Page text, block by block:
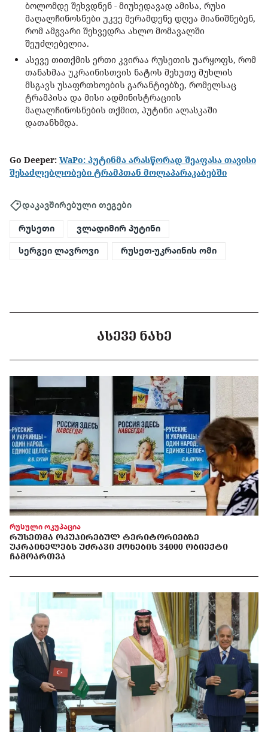
ბოლომდე შეხვდნენ - მიუხედავად ამისა, რუსი
მაღალჩინოსნები უკვე მერამდენე დღეა მიანიშნებენ,
რომ ამგვარი შეხვედრა ახლო მომავალში
შეუძლებელია.
ასევე თითქმის ერთი კვირაა რუსეთის უარყოფს, რომ
თანახმაა უკრაინისთვის ნატოს მეხუთე მუხლის
მსგავს უსაფრთხოების გარანტიებზე, რომელსაც
ტრამპისა და მისი ადმინისტრაციის
მაღალჩინოსნების თქმით, პუტინი ალასკაში
დათანხმდა.
Go Deeper: WaPo: პუტინმა არასწორად შეაფასა თავისი
შესაძლებლობები ტრამპთან მოლაპარაკაბებში
დაკავშირებული თეგები
რუსეთი ვლადიმირ პუტინი
სერგეი ლავროვი რუსეთ-უკრაინის ომი
ᲐᲡᲔᲕᲔ ᲜᲐᲮᲔ
რუსული ოკუპაცია
ᲠᲣᲡᲔᲗᲛᲐ ᲝᲙᲣᲞᲘᲠᲔᲑᲣᲚ ᲢᲔᲠᲘᲢᲝᲠᲘᲔᲑᲖᲔ
ᲣᲙᲠᲐᲘᲜᲔᲚᲔᲑᲡ ᲣᲫᲠᲐᲕᲘ ᲥᲝᲜᲔᲑᲘᲡ 34000 ᲝᲑᲘᲔᲥᲢᲘ
ᲩᲐᲛᲝᲐᲠᲗᲕᲐ